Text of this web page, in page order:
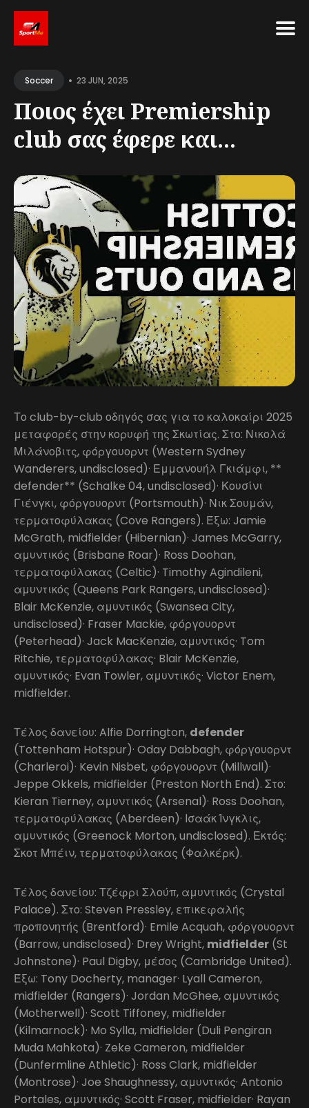
forSoccer • 23 JUN, 2025
Ποιος έχει Premiership
club σας έφερε και...
Το club-by-club οδηγός σας για το καλοκαίρι 2025
μεταφορές στην κορυφή της Σκωτίας. Στο: Νικολά
Μιλάνοβιτς, φόργουορντ (Western Sydney
Wanderers, undisclosed)· Εμμανουήλ Γκιάμφι, **
defender** (Schalke 04, undisclosed)· Κουσίνι
Γιένγκι, φόργουορντ (Portsmouth)· Νικ Σουμάν,
τερματοφύλακας (Cove Rangers). Έξω: Jamie
McGrath, midfielder (Hibernian)· James McGarry,
αμυντικός (Brisbane Roar)· Ross Doohan,
τερματοφύλακας (Celtic)· Timothy Agindileni,
αμυντικός (Queens Park Rangers, undisclosed)·
Blair McKenzie, αμυντικός (Swansea City,
undisclosed)· Fraser Mackie, φόργουορντ
(Peterhead)· Jack MacKenzie, αμυντικός· Tom
Ritchie, τερματοφύλακας· Blair McKenzie,
αμυντικός· Evan Towler, αμυντικός· Victor Enem,
midfielder.
Τέλος δανείου: Alfie Dorrington, defender
(Tottenham Hotspur)· Oday Dabbagh, φόργουορντ
(Charleroi)· Kevin Nisbet, φόργουορντ (Millwall)·
Jeppe Okkels, midfielder (Preston North End). Στο:
Kieran Tierney, αμυντικός (Arsenal)· Ross Doohan,
τερματοφύλακας (Aberdeen)· Ισαάκ Ίνγκλις,
αμυντικός (Greenock Morton, undisclosed). Εκτός:
Σκοτ Μπέιν, τερματοφύλακας (Φαλκέρκ).
Τέλος δανείου: Τζέφρι Σλούπ, αμυντικός (Crystal
Palace). Στο: Steven Pressley, επικεφαλής
προπονητής (Brentford)· Emile Acquah, φόργουορντ
(Barrow, undisclosed)· Drey Wright, midfielder (St
Johnstone)· Paul Digby, μέσος (Cambridge United).
Έξω: Tony Docherty, manager· Lyall Cameron,
midfielder (Rangers)· Jordan McGhee, αμυντικός
(Motherwell)· Scott Tiffoney, midfielder
(Kilmarnock)· Mo Sylla, midfielder (Duli Pengiran
Muda Mahkota)· Zeke Cameron, midfielder
(Dunfermline Athletic)· Ross Clark, midfielder
(Montrose)· Joe Shaughnessy, αμυντικός· Antonio
Portales, αμυντικός· Scott Fraser, midfielder· Rayan